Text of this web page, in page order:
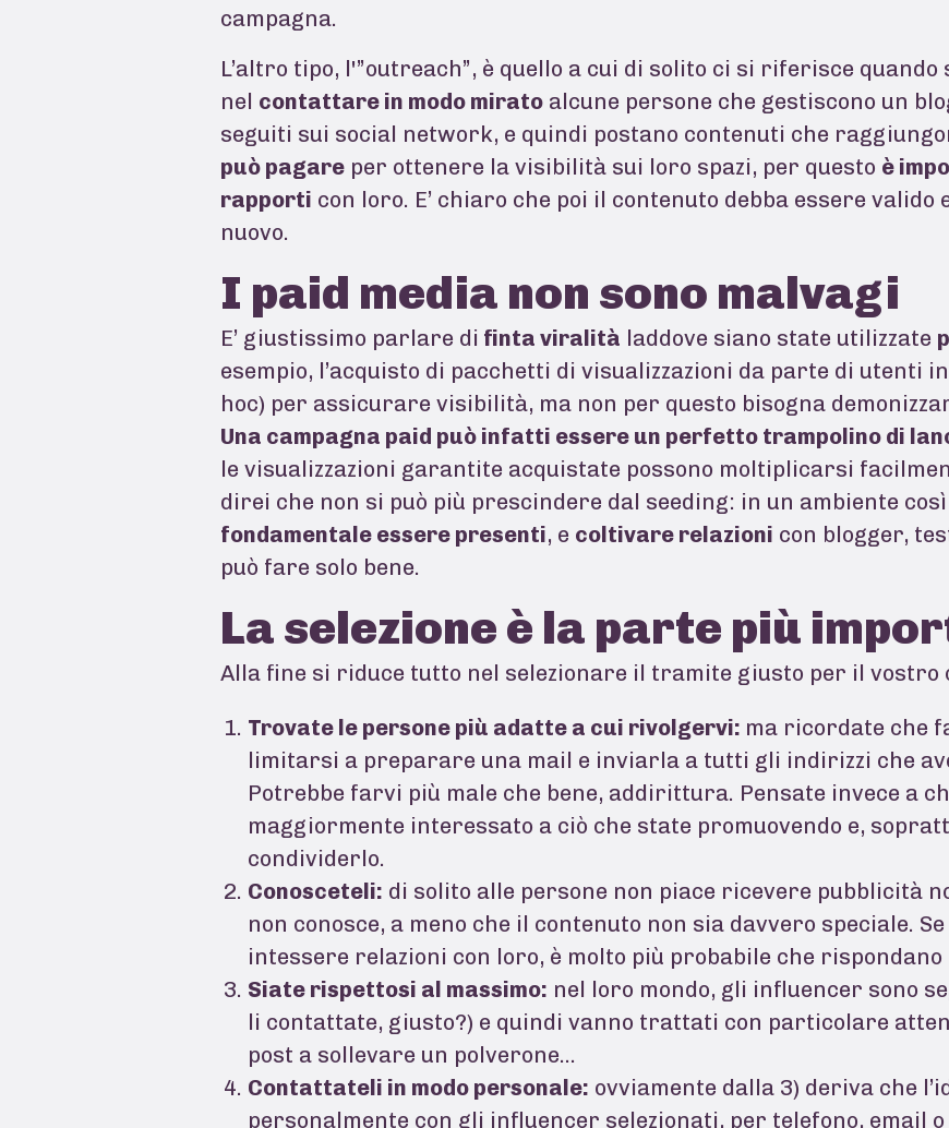
campagna.
L’altro tipo, l'”outreach”, è quello a cui di solito ci si riferisce
nel contattare in modo mirato alcune persone che gestiscono un
seguiti sui social network, e quindi postano contenuti che
può pagare per ottenere la visibilità sui loro spazi, per questo è
rapporti con loro. E’ chiaro che poi il contenuto debba essere
nuovo.
I paid media non sono malvagi
E’ giustissimo parlare di finta viralità laddove siano state utilizzate
esempio, l’acquisto di pacchetti di visualizzazioni da parte di utenti
hoc) per assicurare visibilità, ma non per questo bisogna
Una campagna paid può infatti essere un perfetto trampolino di
le visualizzazioni garantite acquistate possono moltiplicarsi
direi che non si può più prescindere dal seeding: in un ambiente
fondamentale essere presenti, e coltivare relazioni con blogger,
può fare solo bene.
La selezione è la parte più
Alla fine si riduce tutto nel selezionare il tramite giusto per il vostro
Trovate le persone più adatte a cui rivolgervi: ma ricordate che
limitarsi a preparare una mail e inviarla a tutti gli indirizzi che
Potrebbe farvi più male che bene, addirittura. Pensate invece a
maggiormente interessato a ciò che state promuovendo e,
condividerlo.
Conosceteli: di solito alle persone non piace ricevere pubblicità
non conosce, a meno che il contenuto non sia davvero speciale.
intessere relazioni con loro, è molto più probabile che rispondano
Siate rispettosi al massimo: nel loro mondo, gli influencer sono
li contattate, giusto?) e quindi vanno trattati con particolare
post a sollevare un polverone…
Contattateli in modo personale: ovviamente dalla 3) deriva che
personalmente con gli influencer selezionati, per telefono, email